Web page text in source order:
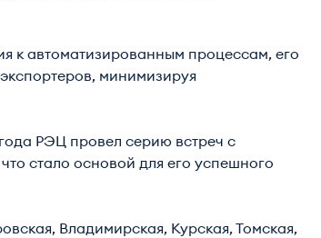
к автоматизированным процессам, его
минимизируя
РЭЦ провел серию встреч с
стало основой для его успешного
Владимирская, Курская, Томская,